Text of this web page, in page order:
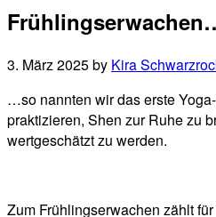
3. März 2025by Kira
…so nannten wir das erste
praktizieren, Shen zur Ruhe zu
wertgeschätzt zu werden.
Zum Frühlingserwachen zählt